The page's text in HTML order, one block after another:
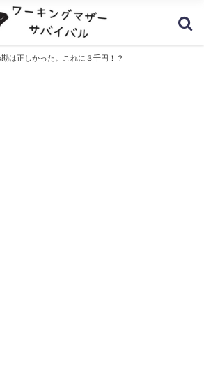
勘は正しかった。これに３千円！？